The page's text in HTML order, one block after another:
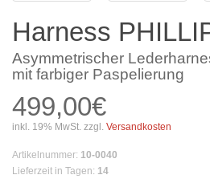
Harness
Asymmetrischer
mit farbiger Paspelierung
499,00€
inkl. 19% MwSt. zzgl. Versandkosten
Artikelnummer: 10-0040
Lieferzeit in Tagen: 14